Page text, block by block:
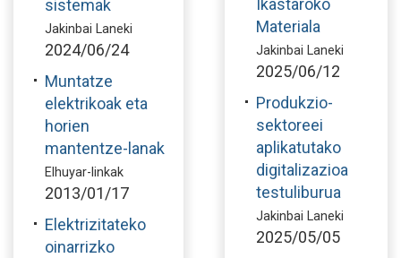
sistemak
Jakinbai Laneki
2024/06/24
Muntatze
elektrikoak eta
horien
mantentze-lanak
Elhuyar-linkak
2013/01/17
Elektrizitateko
oinarrizko
Materiala
Jakinbai Laneki
2025/06/12
Produkzio-
sektoreei
aplikatutako
digitalizazioa
testuliburua
Jakinbai Laneki
2025/05/05